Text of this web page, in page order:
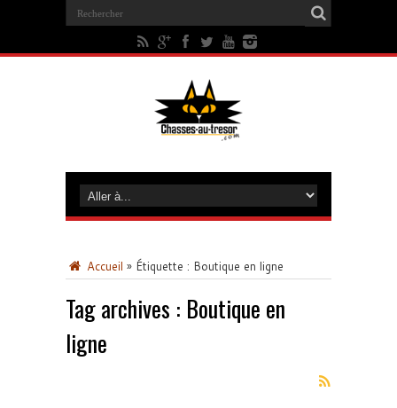
Accueil » Étiquette : Boutique en ligne
Tag archives : Boutique en
ligne